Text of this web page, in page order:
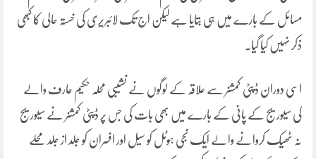
مسائل کے بارے میں ہی بتایا ہے لیکن اج تک لائبریری کی خستہ حالی کا کبھی
ذکر نہیں کیا گیا۔
اسی دوران ڈپٹی کمشنر سے علاقہ کے لوگوں نے نشیبی محلہ حکیم عارف والے
کی سیوریج کے پانی کے بارے میں بھی بات کی جس پر ڈپٹی کمشنر نے سیوریج
نہ ٹھیک کروانے والے ایک نجی ہوٹل کو سیل اور افسران کو جلد از جلد محلے